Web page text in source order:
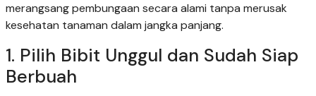
merangsang pembungaan secara alami tanpa merusak
kesehatan tanaman dalam jangka panjang.
1. Pilih Bibit Unggul dan Sudah Siap
Berbuah